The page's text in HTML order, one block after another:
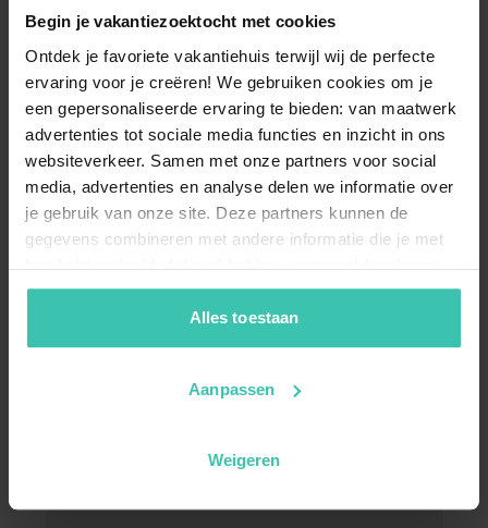
Begin je vakantiezoektocht met cookies
Ontdek je favoriete vakantiehuis terwijl wij de perfecte
ervaring voor je creëren! We gebruiken cookies om je
een gepersonaliseerde ervaring te bieden: van maatwerk
advertenties tot sociale media functies en inzicht in ons
websiteverkeer. Samen met onze partners voor social
media, advertenties en analyse delen we informatie over
je gebruik van onze site. Deze partners kunnen de
gegevens combineren met andere informatie die je met
hen hebt gedeeld of die zij hebben verzameld op basis
van je gebruik van hun diensten. Zo zorgen we ervoor dat
jouw vakantiezoektocht soepel en op maat verloopt!
Alles toestaan
Aanpassen
Weigeren